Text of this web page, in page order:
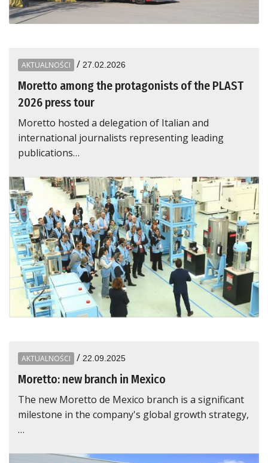
AKTUALNOŚCI / 27.02.2026
Moretto among the protagonists of the PLAST
2026 press tour
Moretto hosted a delegation of Italian and
international journalists representing leading
publications…
AKTUALNOŚCI / 22.09.2025
Moretto: new branch in Mexico
The new Moretto de Mexico branch is a significant
milestone in the company's global growth strategy,
…